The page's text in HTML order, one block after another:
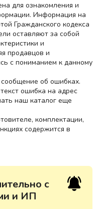
для ознакомления и
Информация на
Гражданского кодекса
оставляют за собой
и
продавцов и
с пониманием к данному
об ошибках.
ошибка на адрес
наш каталог еще
комплектации,
содержится в
с
и ИП